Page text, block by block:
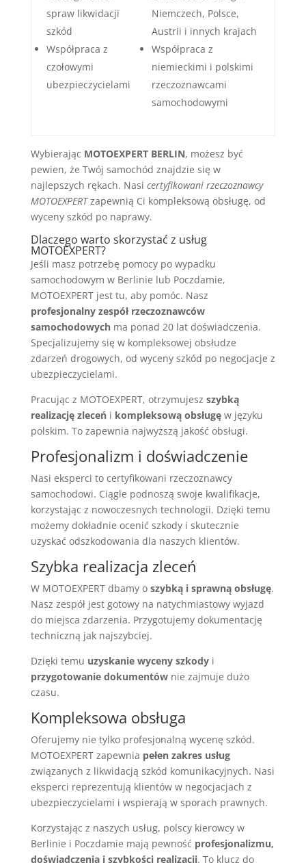
spraw likwidacji
szkód
Współpraca z
czołowymi
ubezpieczycielami
Niemczech, Polsce,
Austrii i innych krajach
Współpraca z
niemieckimi i polskimi
rzeczoznawcami
samochodowymi
Wybierając MOTOEXPERT BERLIN, możesz być
pewien, że Twój samochód znajdzie się w
najlepszych rękach. Nasi certyfikowani rzeczoznawcy
MOTOEXPERTzapewnią Ci kompleksową obsługę, od
wyceny szkód po naprawy.
Dlaczego warto skorzystać z usług
MOTOEXPERT?
Jeśli masz potrzebę pomocy po wypadku
samochodowym w Berlinie lub Poczdamie,
MOTOEXPERT jest tu, aby pomóc. Nasz
profesjonalny zespół rzeczoznawców
samochodowychma ponad 20 lat doświadczenia.
Specjalizujemy się w kompleksowej obsłudze
zdarzeń drogowych, od wyceny szkód po negocjacje z
ubezpieczycielami.
Pracując z MOTOEXPERT, otrzymujesz szybką
realizację zleceńi kompleksową obsługęw języku
polskim. To zapewnia najwyższą jakość obsługi.
Profesjonalizm i doświadczenie
Nasi eksperci to certyfikowani rzeczoznawcy
samochodowi. Ciągle podnoszą swoje kwalifikacje,
korzystając z nowoczesnych technologii. Dzięki temu
możemy dokładnie ocenić szkody i skutecznie
uzyskać odszkodowania dla naszych klientów.
Szybka realizacja zleceń
W MOTOEXPERT dbamy o szybką i sprawną obsługę.
Nasz zespół jest gotowy na natychmiastowy wyjazd
do miejsca zdarzenia. Przygotujemy dokumentację
techniczną jak najszybciej.
Dzięki temu uzyskanie wyceny szkodyi
przygotowanie dokumentównie zajmuje dużo
czasu.
Kompleksowa obsługa
Oferujemy nie tylko profesjonalną wycenę szkód.
MOTOEXPERT zapewnia pełen zakres usług
związanych z likwidacją szkód komunikacyjnych. Nasi
eksperci reprezentują klientów w negocjacjach z
ubezpieczycielami i wspierają w sporach prawnych.
Korzystając z naszych usług, polscy kierowcy w
Berlinie i Poczdamie mają pewność profesjonalizmu,
doświadczenia i szybkości realizacji. To klucz do